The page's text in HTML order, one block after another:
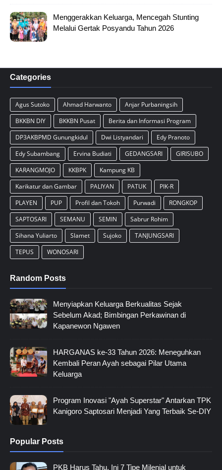
Menggerakkan Keluarga, Mencegah Stunting
Melalui Gertak Posyandu Tahun 2026
Categories
Agus Sutoko Ahmad Harwanto
Anjar Purbaningsih
BKKBN DIY
BKKBN Pusat
Berita dan Informasi Program
DP3AKBPMD Gunungkidul
Dwi Listyandari
Edy Pranoto
Edy Subambang
Ervina Budiati GEDANGSARI
GIRISUBO
KARANGMOJO
KKBPK
Kampung KB
Karikatur dan Gambar
PALIYAN PATUK
PIK-R
PLAYEN
PUP Profil dan Tokoh Purwadi
RONGKOP
SAPTOSARI
SEMANU SEMIN
Sabrur Rohim
Sihana Yuliarto
Slamet Sujoko
TANJUNGSARI
TEPUS
WONOSARI
Random Posts
Menyiapkan Keluarga Berkualitas Sejak
Sebelum Akad; Bimbingan Perkawinan di
Kapanewon Ngawen
HARGANAS ke-33 Tahun 2026: Meneguhkan
Kembali Peran Ayah sebagai Pilar Utama
Keluarga
Program Inovasi "Ayah Superstar" Antarkan TPK
Kanigoro Saptosari Menjadi Yang Terbaik Se-DIY
Popular Posts
PKB Harus Tahu, Ini 7 Tipe Milenial untuk